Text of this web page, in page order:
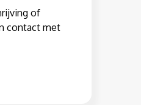
of
contact met